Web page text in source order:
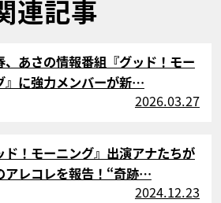
連記事
、あさの情報番組『グッド！モー
』に強力メンバーが新…
2026.03.27
ド！モーニング』出演アナたちが
アレコレを報告！“奇跡…
2024.12.23